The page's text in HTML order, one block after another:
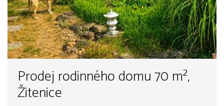
Prodej rodinného domu 70 m²,
Žitenice